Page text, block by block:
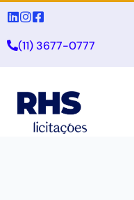
(11) 3677-0777